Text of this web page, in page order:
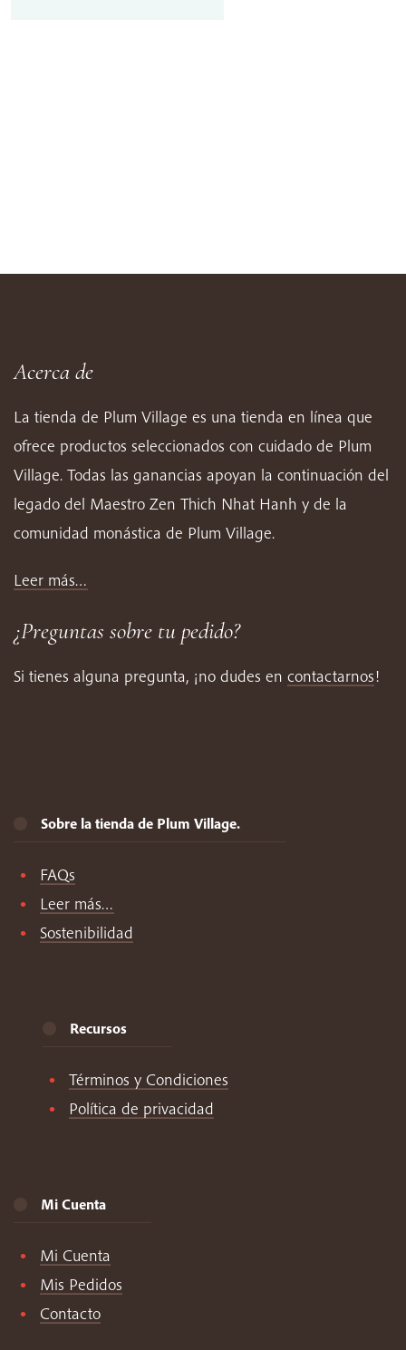
Acerca de
La tienda de Plum Village es una tienda en línea que
ofrece productos seleccionados con cuidado de Plum
Village. Todas las ganancias apoyan la continuación del
legado del Maestro Zen Thich Nhat Hanh y de la
comunidad monástica de Plum Village.
Leer más…
¿Preguntas sobre tu pedido?
Si tienes alguna pregunta, ¡no dudes en contactarnos!
Sobre la tienda de Plum Village.
FAQs
Leer más…
Sostenibilidad
Recursos
Términos y Condiciones
Política de privacidad
Mi Cuenta
Mi Cuenta
Mis Pedidos
Contacto